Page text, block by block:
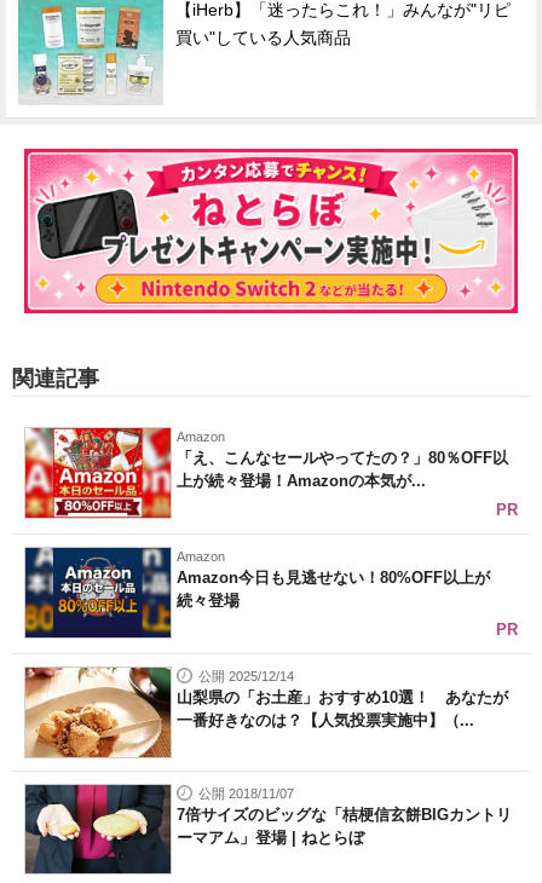
【iHerb】「迷ったらこれ！」みんなが"リピ
買い"している人気商品
関連記事
Amazon
「え、こんなセールやってたの？」80％OFF以
上が続々登場！Amazonの本気が...
PR
Amazon
Amazon今日も見逃せない！80%OFF以上が
続々登場
PR
公開 2025/12/14
山梨県の「お土産」おすすめ10選！ あなたが
一番好きなのは？【人気投票実施中】（...
公開 2018/11/07
7倍サイズのビッグな「桔梗信玄餅BIGカントリ
ーマアム」登場 | ねとらぼ